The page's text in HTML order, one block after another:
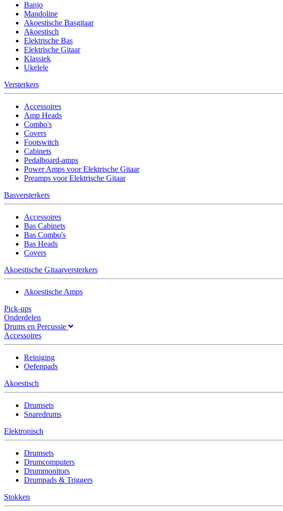
Banjo
Mandoline
Akoestische Basgitaar
Akoestisch
Elektrische Bas
Elektrische Gitaar
Klassiek
Ukelele
Versterkers
Accessoires
Amp Heads
Combo's
Covers
Footswitch
Cabinets
Pedalboard-amps
Power Amps voor Elektrische Gitaar
Preamps voor Elektrische Gitaar
Basversterkers
Accessoires
Bas Cabinets
Bas Combo's
Bas Heads
Covers
Akoestische Gitaarversterkers
Akoestische Amps
Pick-ups
Onderdelen
Drums en Percussie
Accessoires
Reiniging
Oefenpads
Akoestisch
Drumsets
Snaredrums
Elektronisch
Drumsets
Drumcomputers
Drummonitors
Drumpads & Triggers
Stokken